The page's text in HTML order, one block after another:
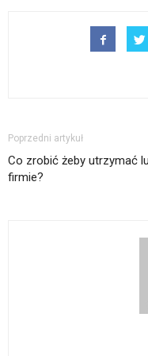
Poprzedni artykuł
Co zrobić żeby utrzymać
firmie?